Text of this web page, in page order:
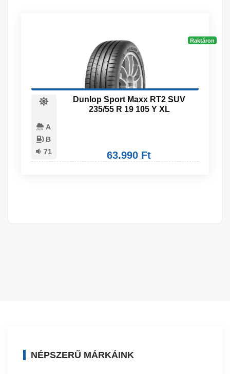
Raktáron
A
B
71
Dunlop Sport Maxx RT2 SUV
235/55 R 19 105 Y XL
63.990 Ft
NÉPSZERŰ MÁRKÁINK